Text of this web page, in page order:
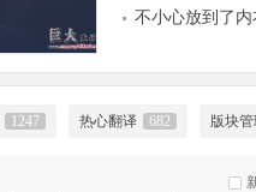
不小心放到了
1247 热心翻译 682 版块